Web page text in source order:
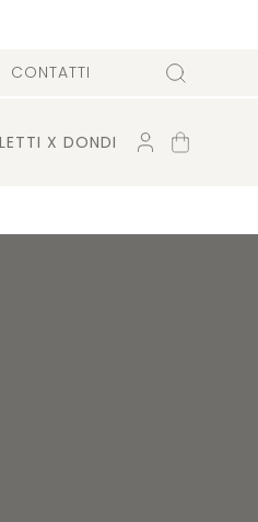
CONTATTI Cerca
X DONDI ACCOUNT
CARRELLO